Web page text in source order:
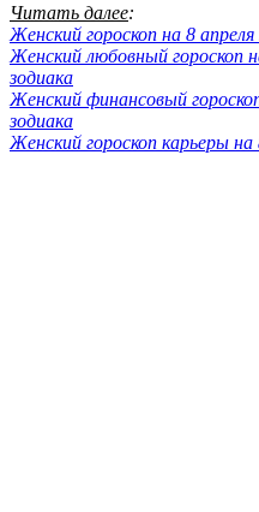
Читать далее:
Женский гороскоп на 8
Женский любовный гороскоп
зодиака
Женский финансовый
зодиака
Женский гороскоп карьеры на